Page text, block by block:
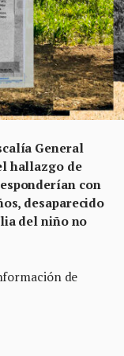
General
hallazgo de
con
desaparecido
del niño no
de